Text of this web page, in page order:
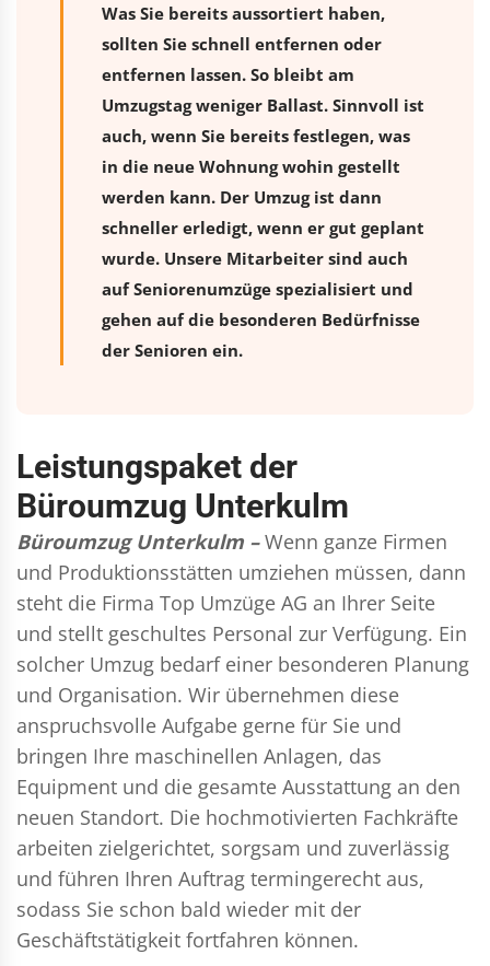
Was Sie bereits aussortiert haben,
sollten Sie schnell entfernen oder
entfernen lassen. So bleibt am
Umzugstag weniger Ballast. Sinnvoll ist
auch, wenn Sie bereits festlegen, was
in die neue Wohnung wohin gestellt
werden kann. Der Umzug ist dann
schneller erledigt, wenn er gut geplant
wurde. Unsere Mitarbeiter sind auch
auf Seniorenumzüge spezialisiert und
gehen auf die besonderen Bedürfnisse
der Senioren ein.
Leistungspaket der
Büroumzug Unterkulm
Büroumzug Unterkulm – Wenn ganze Firmen
und Produktionsstätten umziehen müssen, dann
steht die Firma Top Umzüge AG an Ihrer Seite
und stellt geschultes Personal zur Verfügung. Ein
solcher Umzug bedarf einer besonderen Planung
und Organisation. Wir übernehmen diese
anspruchsvolle Aufgabe gerne für Sie und
bringen Ihre maschinellen Anlagen, das
Equipment und die gesamte Ausstattung an den
neuen Standort. Die hochmotivierten Fachkräfte
arbeiten zielgerichtet, sorgsam und zuverlässig
und führen Ihren Auftrag termingerecht aus,
sodass Sie schon bald wieder mit der
Geschäftstätigkeit fortfahren können.